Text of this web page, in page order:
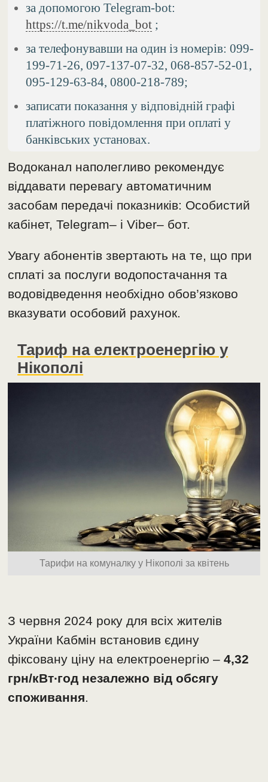
за допомогою Telegram-bot:
https://t.me/nikvoda_bot ;
за телефонувавши на один із номерів: 099-
199-71-26, 097-137-07-32, 068-857-52-01,
095-129-63-84, 0800-218-789;
записати показання у відповідній графі
платіжного повідомлення при оплаті у
банківських установах.
Водоканал наполегливо рекомендує
віддавати перевагу автоматичним
засобам передачі показників: Особистий
кабінет, Telegram– і Viber– бот.
Увагу абонентів звертають на те, що при
сплаті за послуги водопостачання та
водовідведення необхідно обов’язково
вказувати особовий рахунок.
Тариф на електроенергію у
Нікополі
Тарифи на комуналку у Нікополі за квітень
З червня 2024 року для всіх жителів
України Кабмін встановив єдину
фіксовану ціну на електроенергію –4,32
грн/кВт∙год незалежно від обсягу
споживання